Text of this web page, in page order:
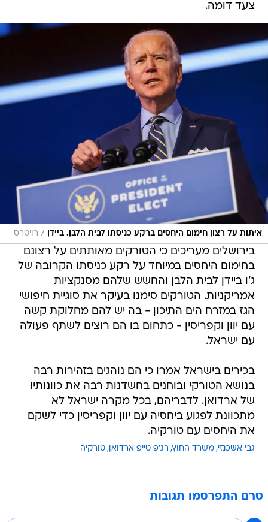
צעד דומה.
איתות על רצון חימום היחסים ברקע כניסתו לבית הלבן. ביידן / רויטרס
בירושלים מעריכים כי הטורקים מאותתים על רצונם
בחימום היחסים במיוחד על רקע כניסתו הקרובה של
ג'ו ביידן לבית הלבן והחשש שלהם מסנקציות
אמריקניות. הטורקים סימנו בעיקר את סוגיית חיפושי
הגז במזרח הים התיכון - בה יש להם מחלוקת קשה
עם יוון וקפריסין - כתחום בו הם רוצים לשתף פעולה
עם ישראל.
בכירים בישראל אמרו כי הם נוהגים בזהירות רבה
בנושא הטורקי ובוחנים בחשדנות רבה את כוונותיו
של ארדואן. לדבריהם, בכל מקרה ישראל לא
מתכוונת לפגוע ביחסיה עם יוון וקפריסין כדי לשקם
את היחסים עם טורקיה.
גבי אשכנזי משרד החוץ רג'פ טייפ ארדואן טורקיה
טרם התפרסמו תגובות